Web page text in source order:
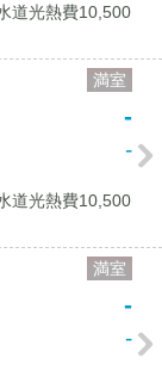
道光熱費10,500
満室
-
-
道光熱費10,500
満室
-
-